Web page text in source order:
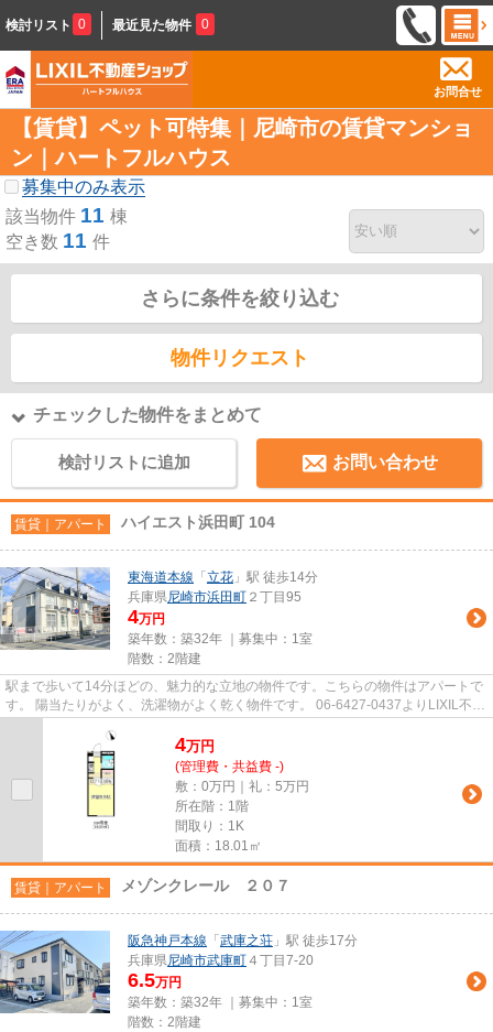
検討リスト 0 最近見た物件 0
お問合せ
【賃貸】ペット可特集｜尼崎市の賃貸マンショ
ン｜ハートフルハウス
募集中のみ表示
該当物件 11 棟
空き数 11 件
さらに条件を絞り込む
物件リクエスト
チェックした物件をまとめて
検討リストに追加 お問い合わせ
賃貸｜アパート ハイエスト浜田町 104
東海道本線 「 立花 」駅 徒歩14分
兵庫県尼崎市浜田町 ２丁目95
4万円
築年数：築32年 ｜募集中： 1室
階数：2階建
駅まで歩いて14分ほどの、魅力的な立地の物件です。こちらの物件はアパートで
す。 陽当たりがよく、洗濯物がよく乾く物件です。 06-6427-0437よりLIXIL不動
4万円
(管理費・共益費 -)
敷：0万円｜礼：5万円
所在階：1階
間取り：1K
面積：18.01㎡
賃貸｜アパート メゾンクレール ２０７
阪急神戸本線 「 武庫之荘 」駅 徒歩17分
兵庫県尼崎市武庫町 ４丁目7-20
6.5万円
築年数：築32年 ｜募集中： 1室
階数：2階建